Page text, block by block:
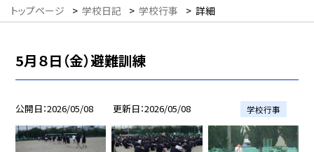
トップページ > 学校日記 > 学校行事 > 詳細
5月８日（金）避難訓練
公開日 2026/05/08 更新日 2026/05/08 学校行事